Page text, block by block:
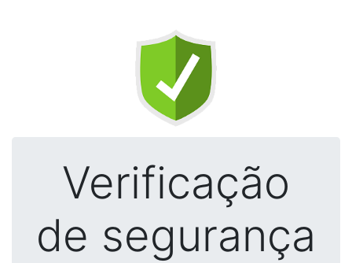
Verificação
de segurança